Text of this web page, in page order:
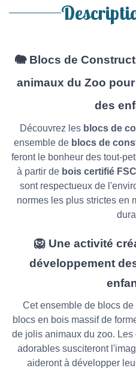
🐘 Blocs de
animaux du Zoo
des
Découvrez les blocs de
ensemble de blocs de
feront le bonheur des tout-
à partir de bois certifié
sont respectueux de
normes les plus strictes en
🦁 Une activité
développement
Cet ensemble de blocs
blocs en bois massif de
de jolis animaux du zoo.
adorables susciteront
aideront à développer